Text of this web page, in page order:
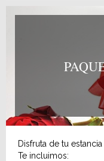
baño, o alquilarlo en
balneario urbano
Precio de
Consulta
Aviso importante: se
del masaje.
Disfruta de tu
Te incluimos: